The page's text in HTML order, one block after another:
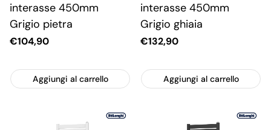
interasse 450mm
Grigio pietra
Prezzo
€104,90
Aggiungi al carrello
interasse 450mm
Grigio ghiaia
Prezzo
€132,90
Aggiungi al carrello